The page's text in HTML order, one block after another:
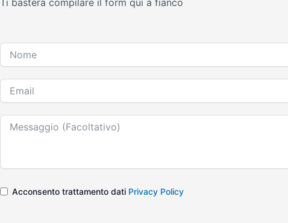
Ti basterà compilare il form qui a fianco
Acconsento trattamento dati Privacy Policy